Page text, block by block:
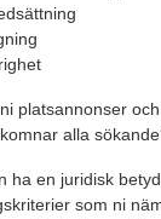
platsannonser
alla
ha en juridisk
som ni